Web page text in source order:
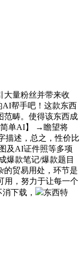
大量粉丝并带来收
AI帮手吧！这款东西
范畴。使得该东西成
简单AI】 →瞻望将
描述，总之，性价比
及AI证件照等多项
爆款笔记/爆款题目
的贸易用处，环节是
用，努力于让每一个
下载，
东西特